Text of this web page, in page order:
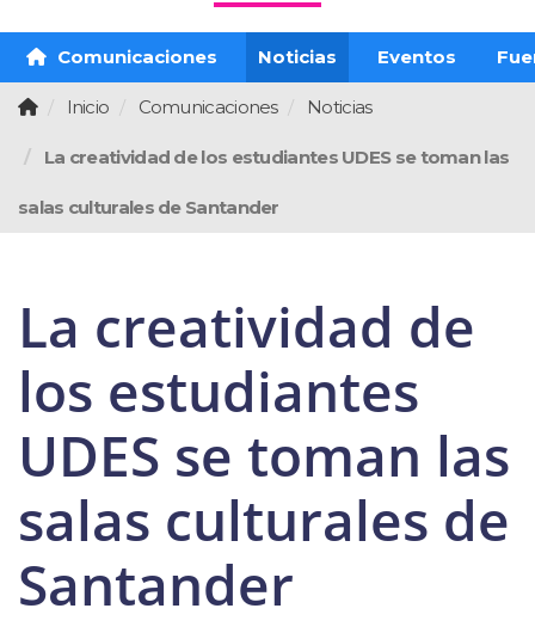
Comunicaciones Noticias Eventos
Inicio Comunicaciones Noticias
La creatividad de los estudiantes UDES se toman las
salas culturales de Santander
La creatividad de
los estudiantes
UDES se toman las
salas culturales de
Santander